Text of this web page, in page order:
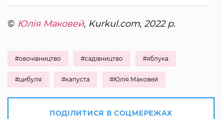
© Юлія Маковей, Kurkul.com, 2022 р.
#овочівництво #садівництво #яблука
#цибуля #капуста #Юлія Маковей
ПОДІЛИТИСЯ В СОЦМЕРЕЖАХ